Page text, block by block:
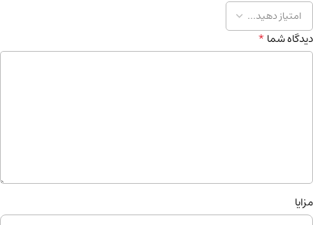
دیدگاه شما*
مزایا